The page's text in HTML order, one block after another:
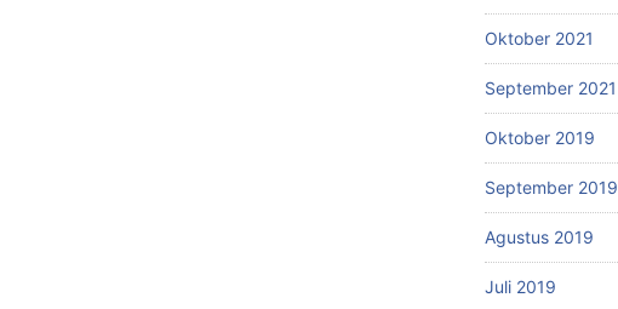
Oktober 2021
September 2021
Oktober 2019
September 2019
Agustus 2019
Juli 2019